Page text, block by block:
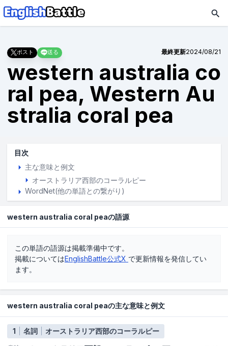
ポスト 送る 最終更新2024/08/21
western australia co
ral pea, Western Au
stralia coral pea
目次
主な意味と例文
オーストラリア西部のコーラルピー
WordNet(他の単語との繋がり)
western australia coral peaの語源
この単語の語源は掲載準備中です。
掲載についてはEnglishBattle公式X で更新情報を発信してい
ます。
western australia coral peaの主な意味と例文
1 名詞 オーストラリア西部のコーラルピー